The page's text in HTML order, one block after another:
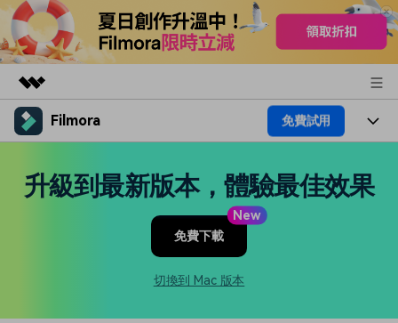
精選產品
實用工具
總覽
Filmora 免費試用
升級到最新版本，體驗最佳效果
New
免費下載
切換到 Mac 版本